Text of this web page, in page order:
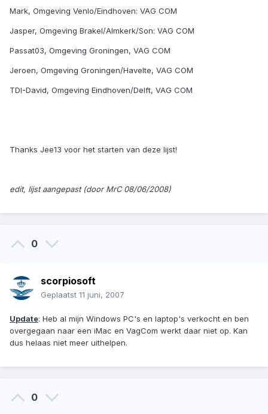
Mark, Omgeving Venlo/Eindhoven: VAG COM
Jasper, Omgeving Brakel/Almkerk/Son: VAG COM
Passat03, Omgeving Groningen, VAG COM
Jeroen, Omgeving Groningen/Havelte, VAG COM
TDI-David, Omgeving Eindhoven/Delft, VAG COM
Thanks Jee13 voor het starten van deze lijst!
edit, lijst aangepast (door MrC 08/06/2008)
0
scorpiosoft
Geplaatst 11 juni, 2007
Update: Heb al mijn Windows PC's en laptop's verkocht en ben
overgegaan naar een iMac en VagCom werkt daar niet op. Kan
dus helaas niet meer uithelpen.
0